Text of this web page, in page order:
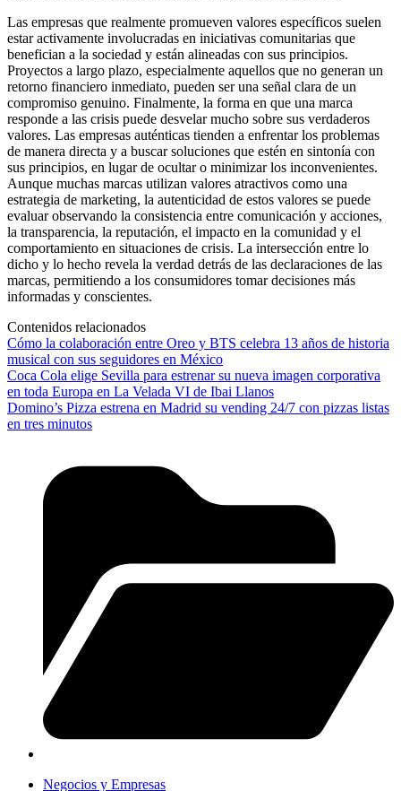
Las empresas que realmente promueven valores específicos suelen
estar activamente involucradas en iniciativas comunitarias que
benefician a la sociedad y están alineadas con sus principios.
Proyectos a largo plazo, especialmente aquellos que no generan un
retorno financiero inmediato, pueden ser una señal clara de un
compromiso genuino. Finalmente, la forma en que una marca
responde a las crisis puede desvelar mucho sobre sus verdaderos
valores. Las empresas auténticas tienden a enfrentar los problemas
de manera directa y a buscar soluciones que estén en sintonía con
sus principios, en lugar de ocultar o minimizar los inconvenientes.
Aunque muchas marcas utilizan valores atractivos como una
estrategia de marketing, la autenticidad de estos valores se puede
evaluar observando la consistencia entre comunicación y acciones,
la transparencia, la reputación, el impacto en la comunidad y el
comportamiento en situaciones de crisis. La intersección entre lo
dicho y lo hecho revela la verdad detrás de las declaraciones de las
marcas, permitiendo a los consumidores tomar decisiones más
informadas y conscientes.
Contenidos relacionados
Cómo la colaboración entre Oreo y BTS celebra 13 años de historia
musical con sus seguidores en México
Coca Cola elige Sevilla para estrenar su nueva imagen corporativa
en toda Europa en La Velada VI de Ibai Llanos
Domino’s Pizza estrena en Madrid su vending 24/7 con pizzas listas
en tres minutos
Negocios y Empresas